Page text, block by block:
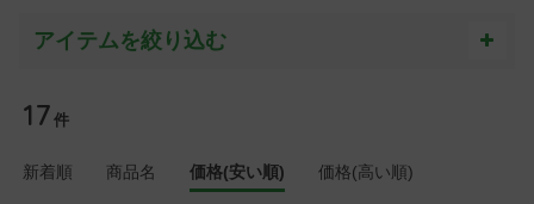
17件
新着順 商品名 価格(安い順) 価格(高い順)